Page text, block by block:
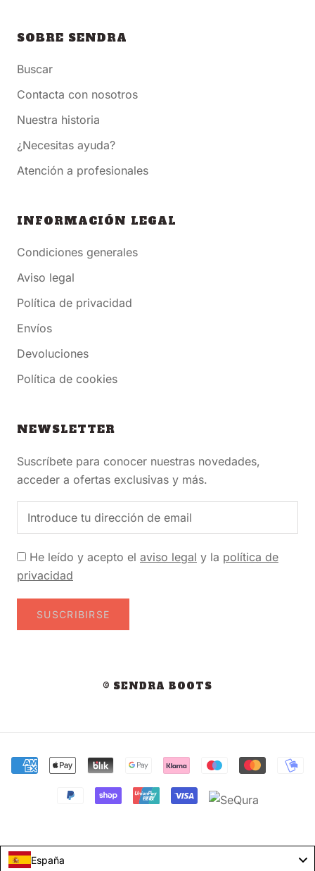
SOBRE SENDRA
Buscar
Contacta con nosotros
Nuestra historia
¿Necesitas ayuda?
Atención a profesionales
INFORMACIÓN LEGAL
Condiciones generales
Aviso legal
Política de privacidad
Envíos
Devoluciones
Política de cookies
NEWSLETTER
Suscríbete para conocer nuestras novedades,
acceder a ofertas exclusivas y más.
He leído y acepto el aviso legal y la política de
privacidad
SUSCRIBIRSE
© SENDRA BOOTS
España